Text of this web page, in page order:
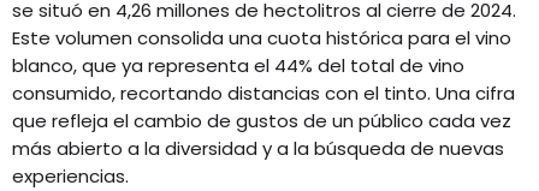
se situó en 4,26 millones de hectolitros al cierre de 2024.
Este volumen consolida una cuota histórica para el vino
blanco, que ya representa el 44% del total de vino
consumido, recortando distancias con el tinto. Una cifra
que refleja el cambio de gustos de un público cada vez
más abierto a la diversidad y a la búsqueda de nuevas
experiencias.